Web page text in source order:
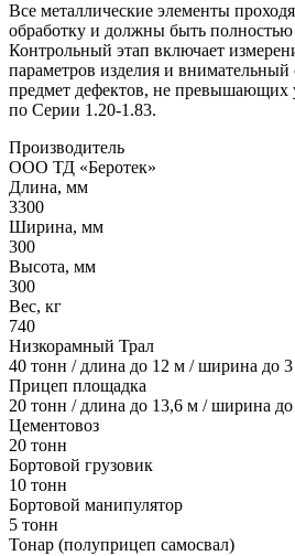
Все металлические элементы
обработку и должны быть
Контрольный этап включает
параметров изделия и
предмет дефектов, не превышающих
по Серии 1.20-1.83.
Производитель
ООО ТД «Беротек»
Длина, мм
3300
Ширина, мм
300
Высота, мм
300
Вес, кг
740
Низкорамный Трал
40 тонн / длина до 12 м / ширина до
Прицеп площадка
20 тонн / длина до 13,6 м / ширина
Цементовоз
20 тонн
Бортовой грузовик
10 тонн
Бортовой манипулятор
5 тонн
Тонар (полуприцеп самосвал)